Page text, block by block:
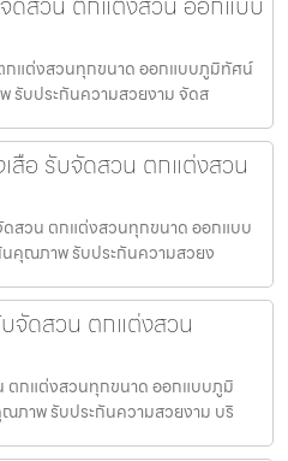
กแต่งสวนทุกขนาด ออกแบบภูมิทัศน์
รับประกันความสวยงาม จัดส
อ รับจัดสวน ตกแต่งสวน
สวน ตกแต่งสวนทุกขนาด ออกแบบ
นคุณภาพ รับประกันความสวยง
จัดสวน ตกแต่งสวน
ตกแต่งสวนทุกขนาด ออกแบบภูมิ
ภาพ รับประกันความสวยงาม บริ